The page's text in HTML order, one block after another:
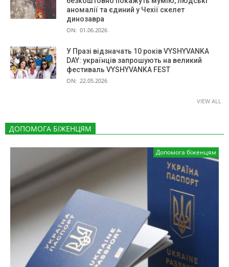
аномалії та єдиний у Чехії скелет
динозавра
ON: 01.06.2026
У Празі відзначать 10 років VYSHYVANKA
DAY: українців запрошують на великий
фестиваль VYSHYVANKA FEST
ON: 22.05.2026
VIEW ALL
ДОПОМОГА БІЖЕНЦЯМ
Допомога біженцям